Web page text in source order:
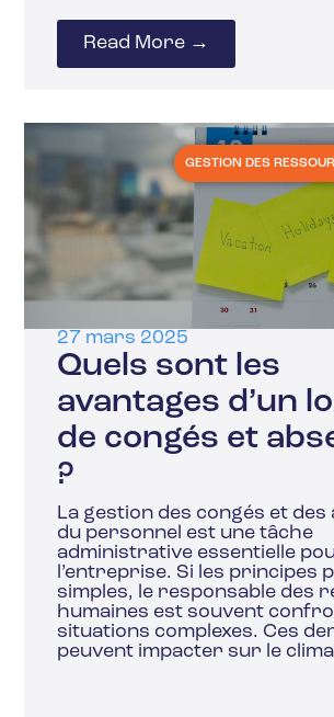
Read More →
GESTION DES
27 mars 2025
Quels sont les
avantages d’un
de congés et
?
La gestion des congés et des
du personnel est une tâche
administrative essentielle
l’entreprise. Si les principes
simples, le responsable des
humaines est souvent
situations complexes. Ces
peuvent impacter sur le